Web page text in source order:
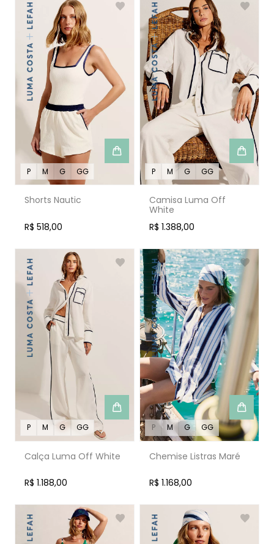
P M G GG
Shorts Nautic
R$ 518,00
P M G GG
Camisa Luma Off
White
R$ 1.388,00
P M G GG
Calça Luma Off White
R$ 1.188,00
P M G GG
Chemise Listras Maré
R$ 1.168,00